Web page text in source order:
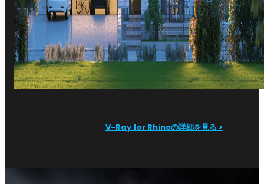
V-Ray for Rhinoの詳細を見る >